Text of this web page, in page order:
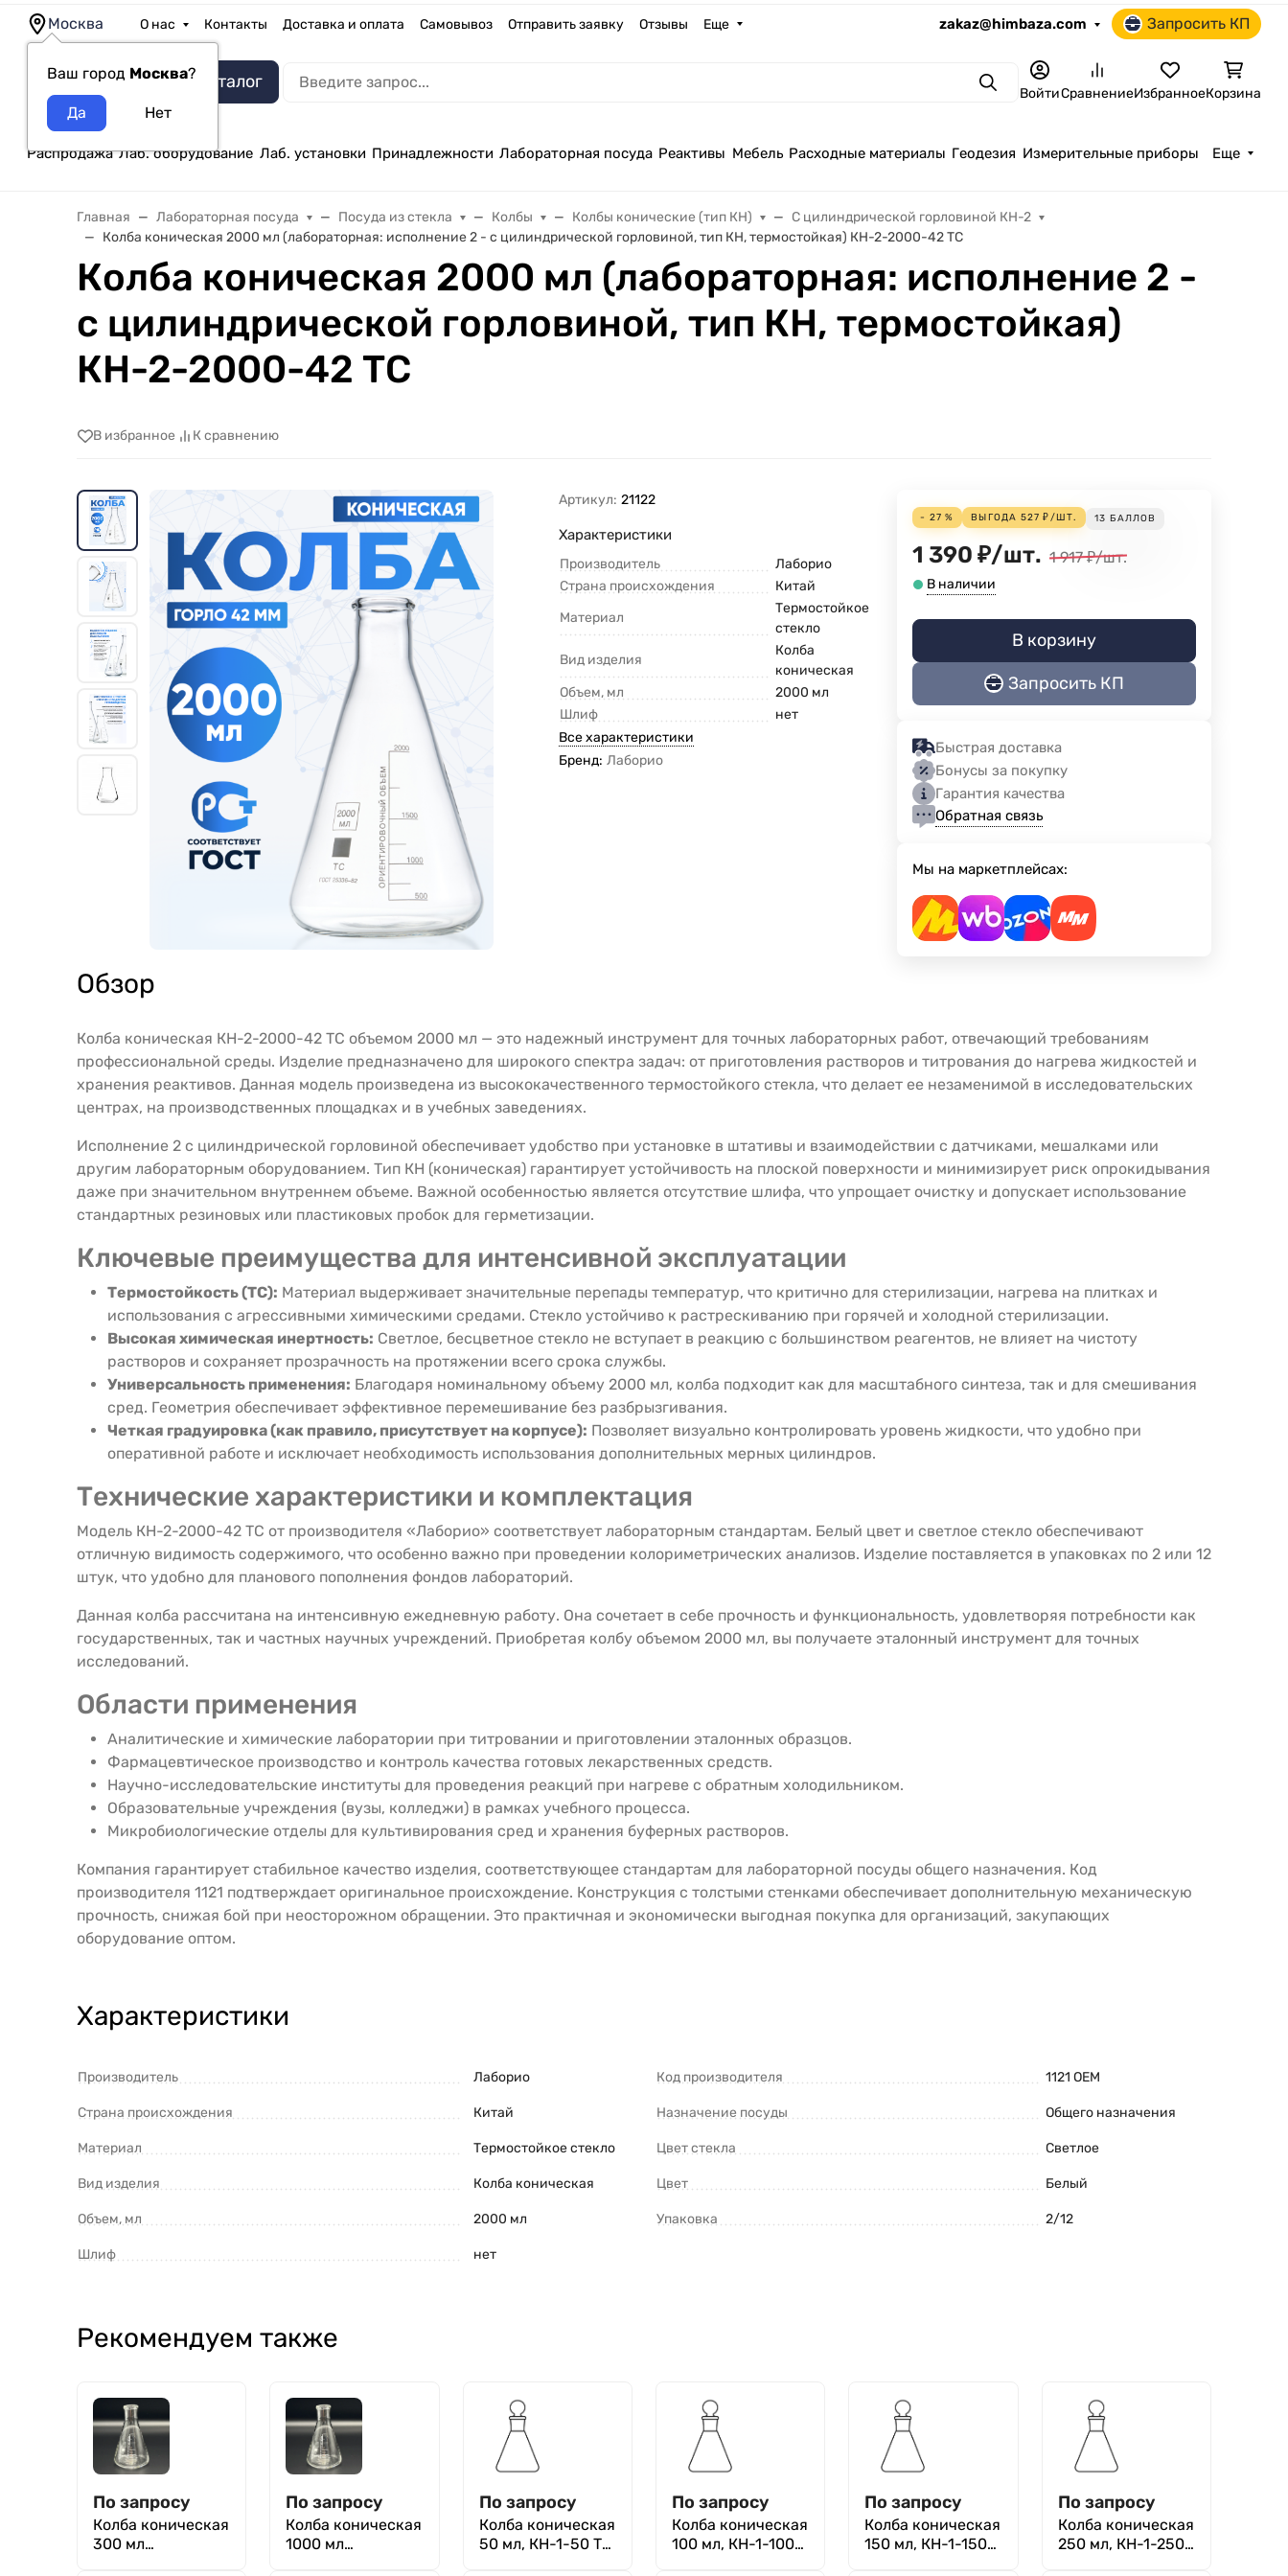
Москва
Ваш город Москва?
О нас Контакты Доставка и оплата Самовывоз Отправить заявку Отзывы Еще zakaz@himbaza.com Запросить КП
Каталог ПоискВойтиСравнениеИзбранноеКорзина
Распродажа Лаб. оборудование Лаб. установки Принадлежности Лабораторная посуда Реактивы Мебель Расходные материалы Геодезия Измерительные приборы Еще
Главная Лабораторная посуда Посуда из стекла Колбы Колбы конические (тип КН)
С цилиндрической горловиной КН-2
Колба коническая 2000 мл (лабораторная: исполнение 2 - с цилиндрической горловиной, тип КН, термостойкая) КН-2-2000-42 ТС
Колба коническая 2000 мл (лабораторная: исполнение 2 -
с цилиндрической горловиной, тип КН, термостойкая)
КН-2-2000-42 ТС
В избранное К сравнению
Артикул: 21122
Характеристики
Производитель
Лаборио
Страна происхождения
Китай
Материал
Термостойкое
стекло
Вид изделия
Колба
коническая
Объем, мл
2000 мл
Шлиф
нет
Все характеристики
Бренд: Лаборио
- 27 % ВЫГОДА 527 ₽/ШТ. 13 БАЛЛОВ
1 390 ₽/шт. 1 917 ₽/шт.
В наличии
В корзину
Запросить КП
Быстрая доставка
Бонусы за покупку
Гарантия качества
Обратная связь
Мы на маркетплейсах:
Обзор
Колба коническая КН-2-2000-42 ТС объемом 2000 мл — это надежный инструмент для точных лабораторных работ, отвечающий требованиям
профессиональной среды. Изделие предназначено для широкого спектра задач: от приготовления растворов и титрования до нагрева жидкостей и
хранения реактивов. Данная модель произведена из высококачественного термостойкого стекла, что делает ее незаменимой в исследовательских
центрах, на производственных площадках и в учебных заведениях.
Исполнение 2 с цилиндрической горловиной обеспечивает удобство при установке в штативы и взаимодействии с датчиками, мешалками или
другим лабораторным оборудованием. Тип КН (коническая) гарантирует устойчивость на плоской поверхности и минимизирует риск опрокидывания
даже при значительном внутреннем объеме. Важной особенностью является отсутствие шлифа, что упрощает очистку и допускает использование
стандартных резиновых или пластиковых пробок для герметизации.
Ключевые преимущества для интенсивной эксплуатации
Термостойкость (ТС): Материал выдерживает значительные перепады температур, что критично для стерилизации, нагрева на плитках и
использования с агрессивными химическими средами. Стекло устойчиво к растрескиванию при горячей и холодной стерилизации.
Высокая химическая инертность: Светлое, бесцветное стекло не вступает в реакцию с большинством реагентов, не влияет на чистоту
растворов и сохраняет прозрачность на протяжении всего срока службы.
Универсальность применения: Благодаря номинальному объему 2000 мл, колба подходит как для масштабного синтеза, так и для смешивания
сред. Геометрия обеспечивает эффективное перемешивание без разбрызгивания.
Четкая градуировка (как правило, присутствует на корпусе): Позволяет визуально контролировать уровень жидкости, что удобно при
оперативной работе и исключает необходимость использования дополнительных мерных цилиндров.
Технические характеристики и комплектация
Модель КН-2-2000-42 ТС от производителя «Лаборио» соответствует лабораторным стандартам. Белый цвет и светлое стекло обеспечивают
отличную видимость содержимого, что особенно важно при проведении колориметрических анализов. Изделие поставляется в упаковках по 2 или 12
штук, что удобно для планового пополнения фондов лабораторий.
Данная колба рассчитана на интенсивную ежедневную работу. Она сочетает в себе прочность и функциональность, удовлетворяя потребности как
государственных, так и частных научных учреждений. Приобретая колбу объемом 2000 мл, вы получаете эталонный инструмент для точных
исследований.
Области применения
Аналитические и химические лаборатории при титровании и приготовлении эталонных образцов.
Фармацевтическое производство и контроль качества готовых лекарственных средств.
Научно-исследовательские институты для проведения реакций при нагреве с обратным холодильником.
Образовательные учреждения (вузы, колледжи) в рамках учебного процесса.
Микробиологические отделы для культивирования сред и хранения буферных растворов.
Компания гарантирует стабильное качество изделия, соответствующее стандартам для лабораторной посуды общего назначения. Код
производителя 1121 подтверждает оригинальное происхождение. Конструкция с толстыми стенками обеспечивает дополнительную механическую
прочность, снижая бой при неосторожном обращении. Это практичная и экономически выгодная покупка для организаций, закупающих
оборудование оптом.
Характеристики
Производитель Лаборио
Страна происхождения Китай
Материал Термостойкое стекло
Вид изделия Колба коническая
Объем, мл 2000 мл
Шлиф нет
Код производителя 1121 OEM
Назначение посуды Общего назначения
Цвет стекла Светлое
Цвет Белый
Упаковка 2/12
Рекомендуем также
По запросу
Колба коническая
300 мл
По запросу
Колба коническая
1000 мл
По запросу
Колба коническая
50 мл, КН-1-50 ТС
По запросу
Колба коническая
100 мл, КН-1-100
По запросу
Колба коническая
150 мл, КН-1-150
По запросу
Колба коническая
250 мл, КН-1-250